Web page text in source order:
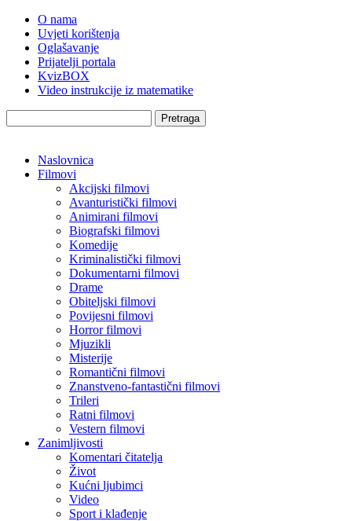
O nama
Uvjeti korištenja
Oglašavanje
Prijatelji portala
KvizBOX
Video instrukcije iz matematike
Pretraga
Naslovnica
Filmovi
Akcijski filmovi
Avanturistički filmovi
Animirani filmovi
Biografski filmovi
Komedije
Kriminalistički filmovi
Dokumentarni filmovi
Drame
Obiteljski filmovi
Povijesni filmovi
Horror filmovi
Mjuzikli
Misterije
Romantični filmovi
Znanstveno-fantastični filmovi
Trileri
Ratni filmovi
Vestern filmovi
Zanimljivosti
Komentari čitatelja
Život
Kućni ljubimci
Video
Sport i klađenje